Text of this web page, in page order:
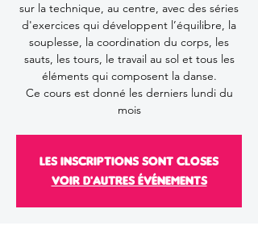
sur la technique, au centre, avec des séries
d'exercices qui développent l’équilibre, la
souplesse, la coordination du corps, les
sauts, les tours, le travail au sol et tous les
éléments qui composent la danse.
Ce cours est donné les derniers lundi du
mois
Les inscriptions sont closes
Voir d'autres événements